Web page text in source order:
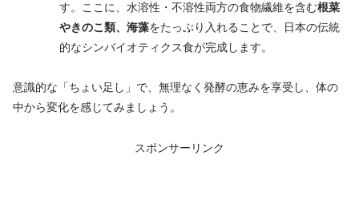
す。ここに、水溶性・不溶性両方の食物繊維を含む根菜
やきのこ類、海藻をたっぷり入れることで、日本の伝統
的なシンバイオティクス食が完成します。
意識的な「ちょい足し」で、無理なく発酵の恵みを享受し、体の
中から変化を感じてみましょう。
スポンサーリンク